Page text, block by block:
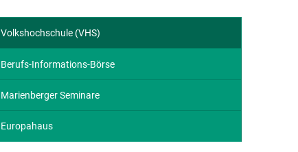
Volkshochschule (VHS)
Berufs-Informations-Börse
Marienberger Seminare
Europahaus